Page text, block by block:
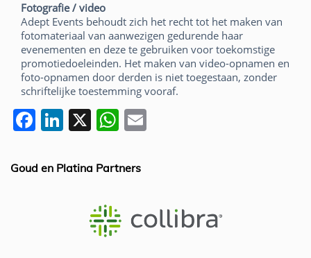
Fotografie / video
Adept Events behoudt zich het recht tot het maken van
fotomateriaal van aanwezigen gedurende haar
evenementen en deze te gebruiken voor toekomstige
promotiedoeleinden. Het maken van video-opnamen en
foto-opnamen door derden is niet toegestaan, zonder
schriftelijke toestemming vooraf.
F
c
Li
k
X W
at
A
p
Goud en Platina Partners